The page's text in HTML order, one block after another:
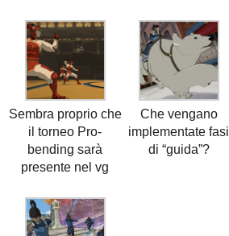
Sembra proprio che
il torneo Pro-
bending sarà
presente nel vg
Che vengano
implementate fasi
di “guida”?